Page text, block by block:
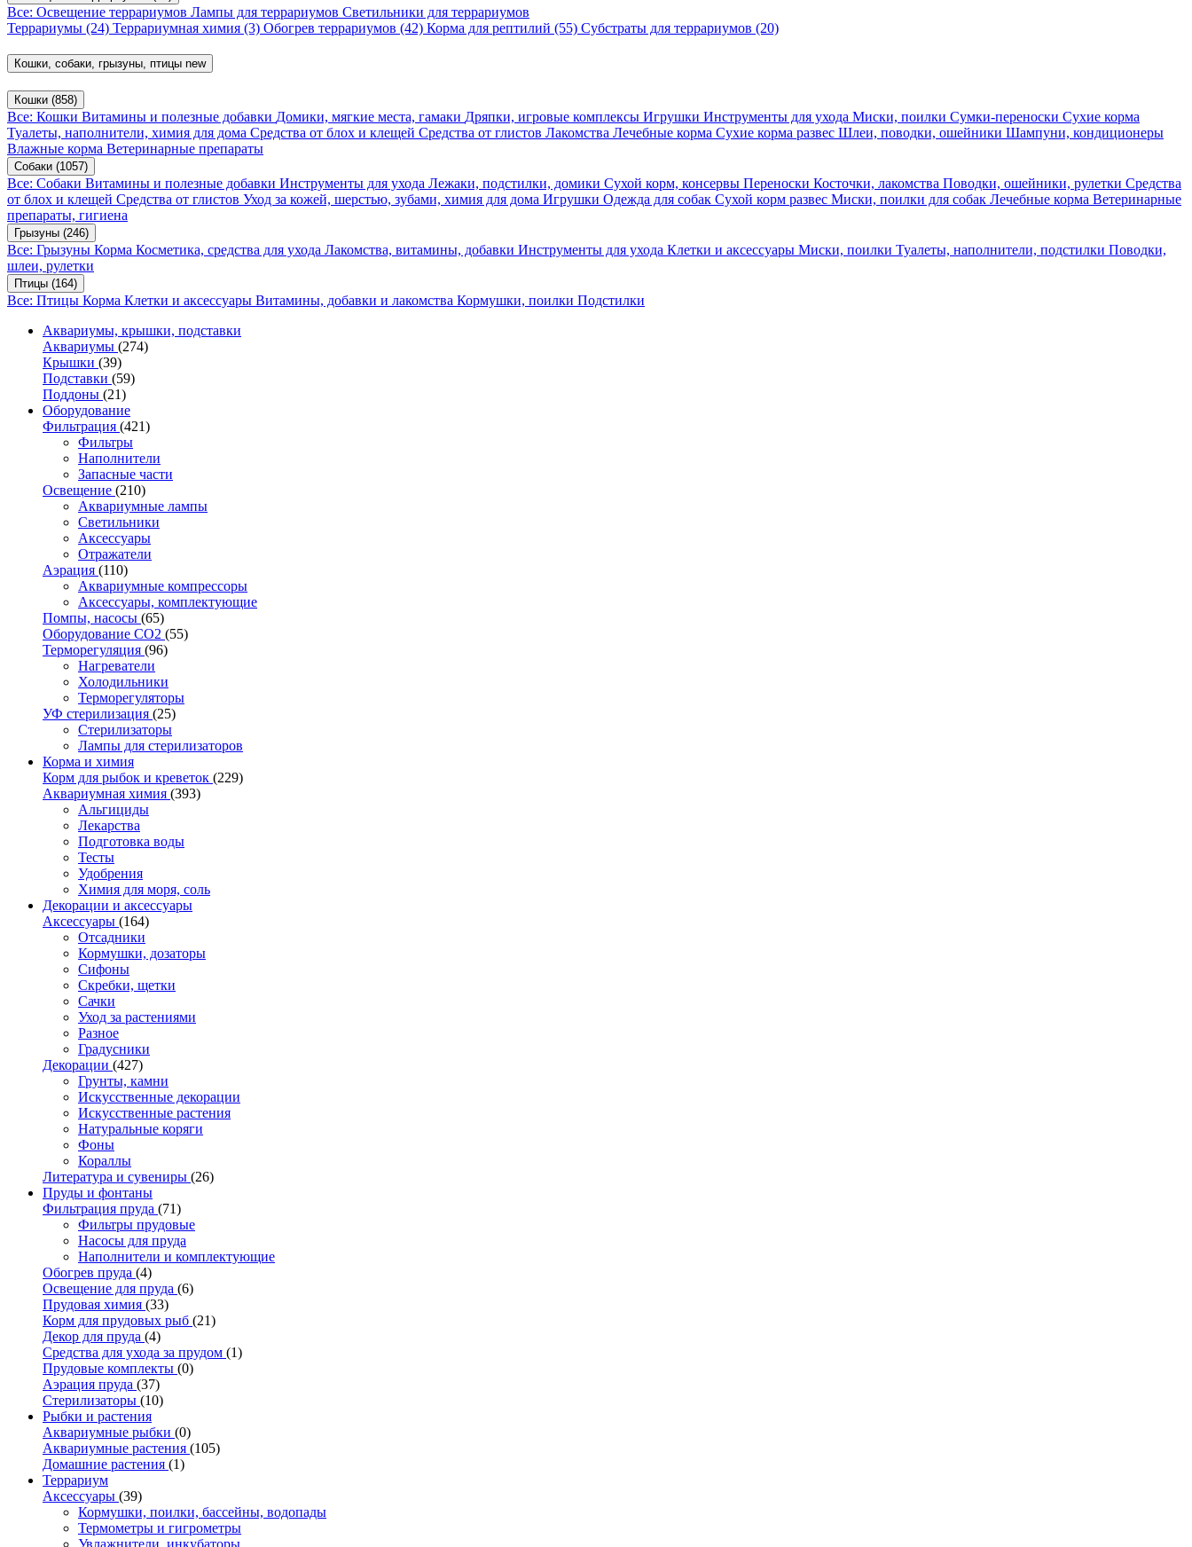
Все: Освещение террариумов Лампы для террариумов Светильники для террариумов
Террариумы (24) Террариумная химия (3) Обогрев террариумов (42) Корма для рептилий (55) Субстраты для террариумов (20)
Кошки, собаки, грызуны, птицы new
Кошки (858)
Все: Кошки Витамины и полезные добавки Домики, мягкие места, гамаки Дряпки, игровые комплексы Игрушки Инструменты для ухода Миски, поилки Сумки-переноски Сухие корма
Туалеты, наполнители, химия для дома Средства от блох и клещей Средства от глистов Лакомства Лечебные корма Сухие корма развес Шлеи, поводки, ошейники Шампуни, кондиционеры
Влажные корма Ветеринарные препараты
Собаки (1057)
Все: Собаки Витамины и полезные добавки Инструменты для ухода Лежаки, подстилки, домики Сухой корм, консервы Переноски Косточки, лакомства Поводки, ошейники, рулетки Средства
от блох и клещей Средства от глистов Уход за кожей, шерстью, зубами, химия для дома Игрушки Одежда для собак Сухой корм развес Миски, поилки для собак Лечебные корма Ветеринарные
препараты, гигиена
Грызуны (246)
Все: Грызуны Корма Косметика, средства для ухода Лакомства, витамины, добавки Инструменты для ухода Клетки и аксессуары Миски, поилки Туалеты, наполнители, подстилки Поводки,
шлеи, рулетки
Птицы (164)
Все: Птицы Корма Клетки и аксессуары Витамины, добавки и лакомства Кормушки, поилки Подстилки
Аквариумы, крышки, подставки
Аквариумы (274)
Крышки (39)
Подставки (59)
Поддоны (21)
Оборудование
Фильтрация (421)
Фильтры
Наполнители
Запасные части
Освещение (210)
Аквариумные лампы
Светильники
Аксессуары
Отражатели
Аэрация (110)
Аквариумные компрессоры
Аксессуары, комплектующие
Помпы, насосы (65)
Оборудование CO2 (55)
Терморегуляция (96)
Нагреватели
Холодильники
Терморегуляторы
УФ стерилизация (25)
Стерилизаторы
Лампы для стерилизаторов
Корма и химия
Корм для рыбок и креветок (229)
Аквариумная химия (393)
Альгициды
Лекарства
Подготовка воды
Тесты
Удобрения
Химия для моря, соль
Декорации и аксессуары
Аксессуары (164)
Отсадники
Кормушки, дозаторы
Сифоны
Скребки, щетки
Сачки
Уход за растениями
Разное
Градусники
Декорации (427)
Грунты, камни
Искусственные декорации
Искусственные растения
Натуральные коряги
Фоны
Кораллы
Литература и сувениры (26)
Пруды и фонтаны
Фильтрация пруда (71)
Фильтры прудовые
Насосы для пруда
Наполнители и комплектующие
Обогрев пруда (4)
Освещение для пруда (6)
Прудовая химия (33)
Корм для прудовых рыб (21)
Декор для пруда (4)
Средства для ухода за прудом (1)
Прудовые комплекты (0)
Аэрация пруда (37)
Стерилизаторы (10)
Рыбки и растения
Аквариумные рыбки (0)
Аквариумные растения (105)
Домашние растения (1)
Террариум
Аксессуары (39)
Кормушки, поилки, бассейны, водопады
Термометры и гигрометры
Увлажнители, инкубаторы